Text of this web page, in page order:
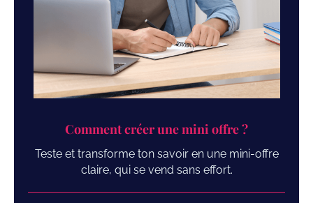
Comment créer une mini offre ?
Teste et transforme ton savoir en une mini-offre
claire, qui se vend sans effort.